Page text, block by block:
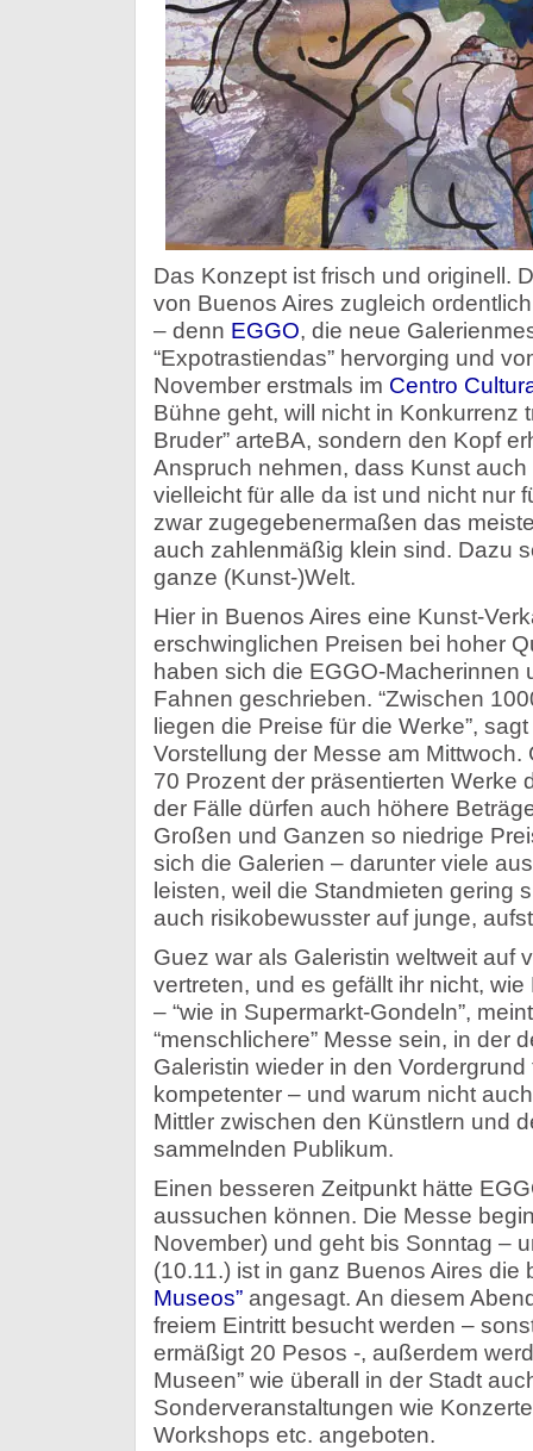
Das Konzept ist frisch und originell.
von Buenos Aires zugleich
– denn EGGO, die neue
“Expotrastiendas” hervorging und
November erstmals im Centro
Bühne geht, will nicht in Konkurrenz
Bruder” arteBA, sondern den Kopf
Anspruch nehmen, dass Kunst
vielleicht für alle da ist und nicht nur
zwar zugegebenermaßen das
auch zahlenmäßig klein sind. Dazu
ganze (Kunst-)Welt.
Hier in Buenos Aires eine Kunst-
erschwinglichen Preisen bei hoher
haben sich die EGGO-Macherinnen
Fahnen geschrieben. “Zwischen
liegen die Preise für die Werke”,
Vorstellung der Messe am
70 Prozent der präsentierten Werke
der Fälle dürfen auch höhere
Großen und Ganzen so niedrige
sich die Galerien – darunter viele
leisten, weil die Standmieten gering
auch risikobewusster auf junge,
Guez war als Galeristin weltweit auf
vertreten, und es gefällt ihr nicht,
– “wie in Supermarkt-Gondeln”,
“menschlichere” Messe sein, in der
Galeristin wieder in den Vordergrund
kompetenter – und warum nicht
Mittler zwischen den Künstlern und
sammelnden Publikum.
Einen besseren Zeitpunkt hätte
aussuchen können. Die Messe
November) und geht bis Sonntag –
(10.11.) ist in ganz Buenos Aires die
Museos”angesagt. An diesem
freiem Eintritt besucht werden –
ermäßigt 20 Pesos -, außerdem
Museen” wie überall in der Stadt
Sonderveranstaltungen wie
Workshops etc. angeboten.